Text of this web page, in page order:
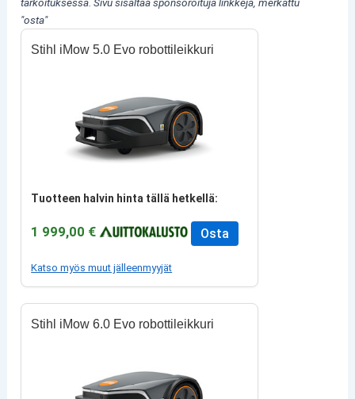
tarkoituksessa.Sivu sisältää sponsoroituja linkkejä, merkattu
"osta"
Stihl iMow 5.0 Evo robottileikkuri
Tuotteen halvin hinta tällä hetkellä:
1 999,00 € Osta
Katso myös muut jälleenmyyjät
Stihl iMow 6.0 Evo robottileikkuri